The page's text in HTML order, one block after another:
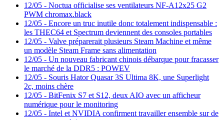
12/05 - Noctua officialise ses ventilateurs NF-A12x25 G2
PWM chromax.black
12/05 - Encore un truc inutile donc totalement indispensable :
les THEC64 et Spectrum deviennent des consoles portables
12/05 - Valve préparerait plusieurs Steam Machine et même
un modèle Steam Frame sans alimentation
12/05 - Un nouveau fabricant chinois débarque pour fracasser
le marché de la DDR5 : POWEV
12/05 - Souris Hator Quasar 3S Ultima 8K, une Superlight
2c, moins chère
12/05 - BitFenix S7 et S12, deux AIO avec un afficheur
numérique pour le monitoring
12/05 - Intel et NVIDIA confirment travailler ensemble sur de